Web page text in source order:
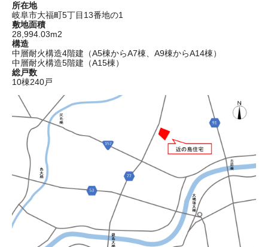
所在地
岐阜市大福町5丁目13番地の1
敷地面積
28,994.03m2
構造
中層耐火構造4階建（A5棟からA7棟、A9棟からA14棟）
中層耐火構造5階建（A15棟）
総戸数
10棟240戸